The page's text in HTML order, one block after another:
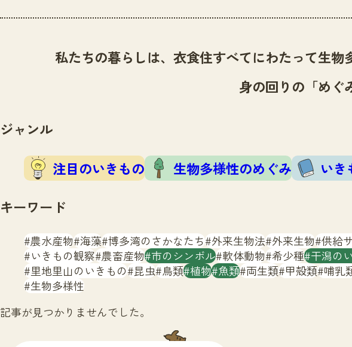
私たちの暮らしは、衣食住すべてにわたって生物
身の回りの「めぐ
ジャンル
注目のいきもの 生物多様性のめぐみ いき
キーワード
農水産物 海藻 博多湾のさかなたち 外来生物法 外来生物 供給
いきもの観察 農畜産物 市のシンボル 軟体動物 希少種 干潟の
里地里山のいきもの 昆虫 鳥類 植物 魚類 両生類 甲殻類 哺乳
生物多様性
記事が見つかりませんでした。